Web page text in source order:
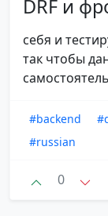
DRF и
себя и
так чтобы
#backend
#russian
0